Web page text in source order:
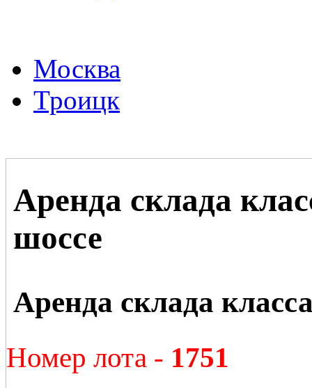
Москва
Троицк
Аренда склада
шоссе
Аренда склада
Номер лота - 1751